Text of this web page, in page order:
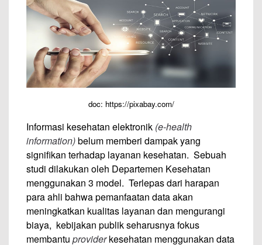
doc: https://pixabay.com/
Informasi kesehatan elektronik (e-health
information)belum memberi dampak yang
signifikan terhadap layanan kesehatan. Sebuah
studi dilakukan oleh Departemen Kesehatan
menggunakan 3 model. Terlepas dari harapan
para ahli bahwa pemanfaatan data akan
meningkatkan kualitas layanan dan mengurangi
biaya, kebijakan publik seharusnya fokus
membantu providerkesehatan menggunakan data